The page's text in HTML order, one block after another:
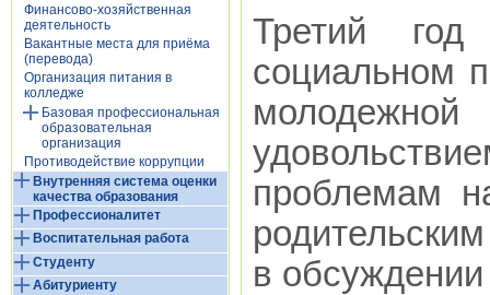
Финансово-хозяйственная
деятельность
Вакантные места для приёма
(перевода)
Организация питания в
колледже
Базовая профессиональная
образовательная
организация
Противодействие коррупции
Внутренняя система оценки
качества образования
Профессионалитет
Воспитательная работа
Студенту
Абитуриенту
Третий
социальном
проблемам
в